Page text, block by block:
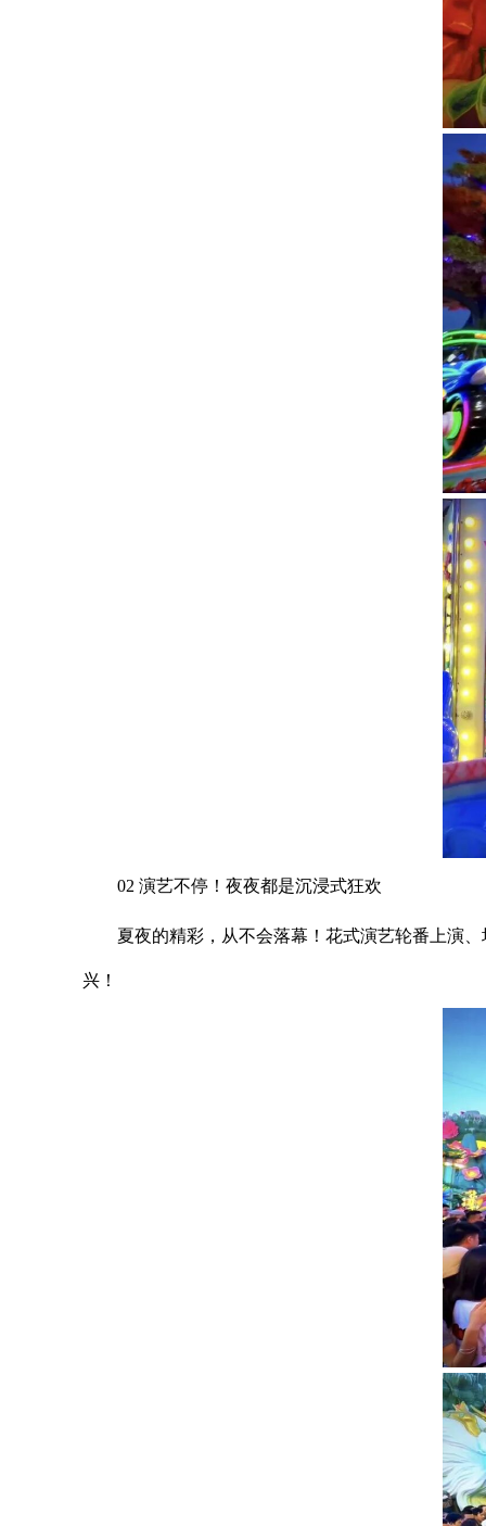
02 演艺不停！夜夜都是沉浸式狂欢
夏夜的精彩，从不会落幕！花式演艺轮番上演
兴！